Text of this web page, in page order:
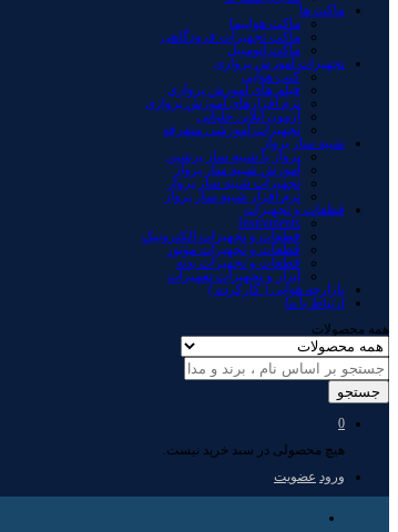
ماکت ها
ماکت هواپیما
ماکت تجهیزات فرودگاهی
ماکت اتومبیل
تجهیزات آموزش پروازی
کتب هوایی
فیلم های آموزش پروازی
نرم افزارهای آموزش پروازی
آزمون آنلاین خلبانی
تجهیزات آموزشی متفرقه
شبیه ساز پرواز
پرواز با شبیه ساز پرشین
آموزش شبیه ساز پرواز
تجهیزات شبیه ساز پرواز
نرم افزار شبیه ساز پرواز
قطعات و تجهیزات
Instruments
قطعات و تجهیزات الکترونیک
قطعات و تجهیزات موتور
قطعات و تجهیزات بدنه
ابزار و تجهیزات تعمیرات
بازارچه هوایی ( کارکرده )
ارتباط با ما
همه محصولات
جستجو
0
هیچ محصولی در سبد خرید نیست.
ورود عضویت